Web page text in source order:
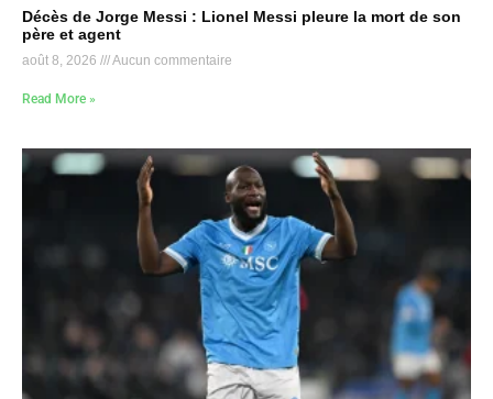
Décès de Jorge Messi : Lionel Messi pleure la mort de son
père et agent
août 8, 2026 Aucun commentaire
Read More »